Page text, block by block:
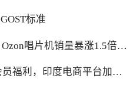
标准
唱片机销量暴涨1.5倍黑
福利，印度电商平台加码